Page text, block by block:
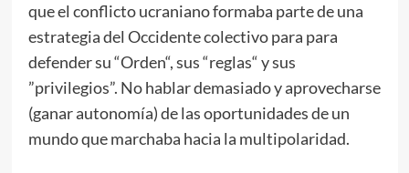
que el conflicto ucraniano formaba parte de una
estrategia del Occidente colectivo para para
defender su “Orden“, sus “reglas“ y sus
”privilegios”. No hablar demasiado y aprovecharse
(ganar autonomía) de las oportunidades de un
mundo que marchaba hacia la multipolaridad.